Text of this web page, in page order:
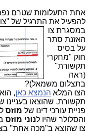
אחת התעלומות שטרם
להפעיל את התרגיל של
במסגרת צו
האזנת סתר
על בסיס
חוק "מחקרי
תקשורת"
(ראה
בתצלום משמאל)?
הצו המלא הנמצא כאן,
תקשורת, שהוצאו בעניינו
פניית עורכי דינו של מוזס
והסלולר שהיו לנוני מוזס
צו שהוצא ב"מכה אחת" בצו אחד לגבי 4